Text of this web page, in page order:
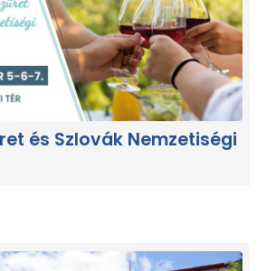
és Szlovák Nemzetiségi